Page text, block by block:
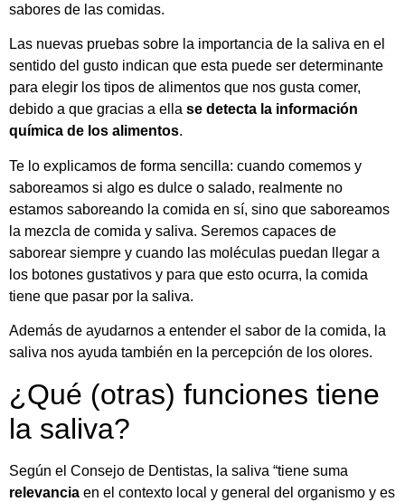
sabores de las comidas.
Las nuevas pruebas sobre la importancia de la saliva en el
sentido del gusto indican que esta puede ser determinante
para elegir los tipos de alimentos que nos gusta comer,
debido a que gracias a ella se detecta la información
química de los alimentos.
Te lo explicamos de forma sencilla: cuando comemos y
saboreamos si algo es dulce o salado, realmente no
estamos saboreando la comida en sí, sino que saboreamos
la mezcla de comida y saliva. Seremos capaces de
saborear siempre y cuando las moléculas puedan llegar a
los botones gustativos y para que esto ocurra, la comida
tiene que pasar por la saliva.
Además de ayudarnos a entender el sabor de la comida, la
saliva nos ayuda también en la percepción de los olores.
¿Qué (otras) funciones tiene
la saliva?
Según el Consejo de Dentistas, la saliva “tiene suma
relevancia en el contexto local y general del organismo y es